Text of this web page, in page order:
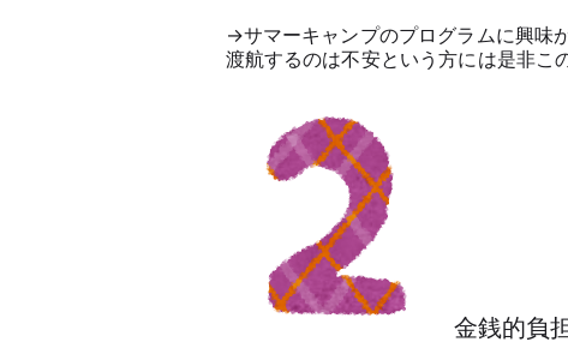
→サマーキャンプのプログラムに興味
渡航するのは不安という方には是非こ
金銭的負